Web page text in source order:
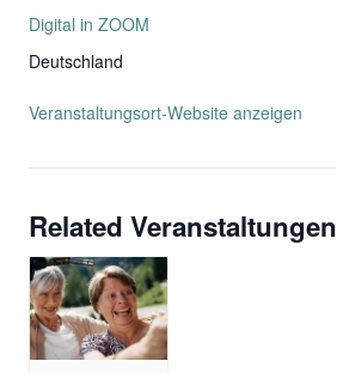
Digital in ZOOM
Deutschland
Veranstaltungsort-Website anzeigen
Related Veranstaltungen